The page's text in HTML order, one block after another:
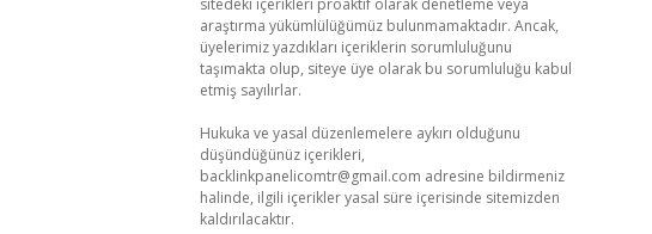
sitedeki içerikleri proaktif olarak denetleme veya
araştırma yükümlülüğümüz bulunmamaktadır. Ancak,
üyelerimiz yazdıkları içeriklerin sorumluluğunu
taşımakta olup, siteye üye olarak bu sorumluluğu kabul
etmiş sayılırlar.
Hukuka ve yasal düzenlemelere aykırı olduğunu
düşündüğünüz içerikleri,
backlinkpanelicomtr@gmail.com adresine bildirmeniz
halinde, ilgili içerikler yasal süre içerisinde sitemizden
kaldırılacaktır.